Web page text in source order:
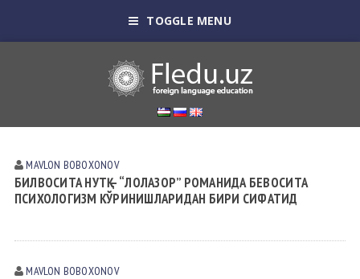
TOGGLE MENU
MAVLON BOBOXONOV
БИЛВОСИТА НУТҚ — “ЛОЛАЗОР” РОМАНИДА БЕВОСИТА
ПСИХОЛОГИЗМ КЎРИНИШЛАРИДАН БИРИ СИФАТИД
MAVLON BOBOXONOV